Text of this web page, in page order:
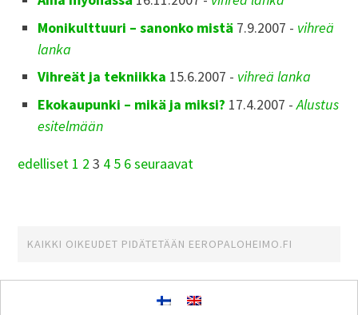
Monikulttuuri – sanonko mistä 7.9.2007 - vihreä
lanka
Vihreät ja tekniikka 15.6.2007 - vihreä lanka
Ekokaupunki – mikä ja miksi? 17.4.2007 -Alustus
esitelmään
edelliset 1 2 3 4 5 6seuraavat
KAIKKI OIKEUDET PIDÄTETÄÄN EEROPALOHEIMO.FI